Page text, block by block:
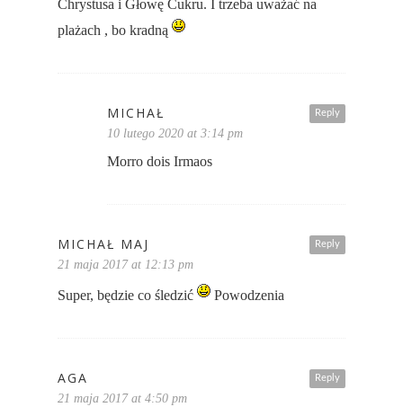
Chrystusa i Głowę Cukru. I trzeba uważać na
plażach , bo kradną
Reply
MICHAŁ
10 lutego 2020 at 3:14 pm
Morro dois Irmaos
Reply
MICHAŁ MAJ
21 maja 2017 at 12:13 pm
Super, będzie co śledzić Powodzenia
Reply
AGA
21 maja 2017 at 4:50 pm